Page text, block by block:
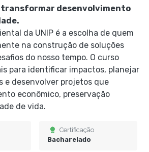
transformar desenvolvimento
da UNIP é a escolha de quem
na construção de soluções
do nosso tempo. O curso
para identificar impactos, planejar
e desenvolver projetos que
econômico, preservação
de vida.
Certificação
Bacharelado